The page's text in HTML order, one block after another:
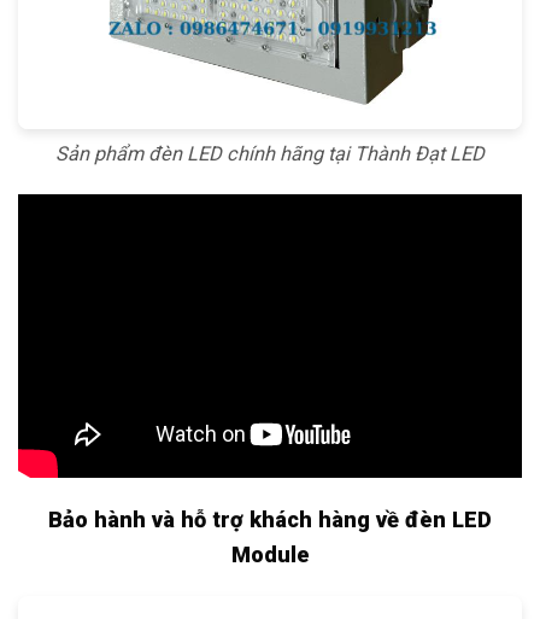
Sản phẩm đèn LED chính hãng tại Thành Đạt LED
Bảo hành và hỗ trợ khách hàng về đèn LED
Module